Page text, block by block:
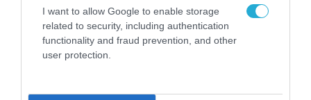
I want to allow Google to enable storage
related to security, including authentication
functionality and fraud prevention, and other
user protection.